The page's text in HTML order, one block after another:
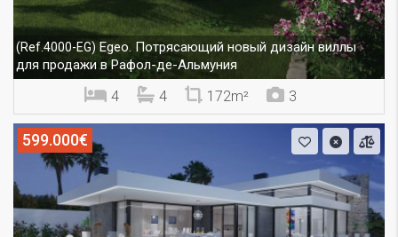
(Ref.4000-EG) Egeo. Потрясающий новый дизайн виллы
для продажи в Рафол-де-Альмуния
4 4 172m² 3
599.000€